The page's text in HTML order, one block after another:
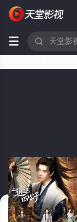
 